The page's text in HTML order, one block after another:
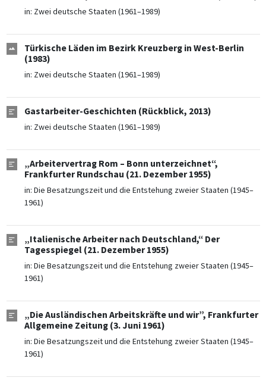
in: Zwei deutsche Staaten (1961–1989)
Türkische Läden im Bezirk Kreuzberg in West-Berlin
(1983)
in: Zwei deutsche Staaten (1961–1989)
Gastarbeiter-Geschichten (Rückblick, 2013)
in: Zwei deutsche Staaten (1961–1989)
„Arbeitervertrag Rom – Bonn unterzeichnet“,
Frankfurter Rundschau (21. Dezember 1955)
in: Die Besatzungszeit und die Entstehung zweier Staaten (1945–
1961)
„Italienische Arbeiter nach Deutschland,“ Der
Tagesspiegel (21. Dezember 1955)
in: Die Besatzungszeit und die Entstehung zweier Staaten (1945–
1961)
„Die Ausländischen Arbeitskräfte und wir”, Frankfurter
Allgemeine Zeitung (3. Juni 1961)
in: Die Besatzungszeit und die Entstehung zweier Staaten (1945–
1961)